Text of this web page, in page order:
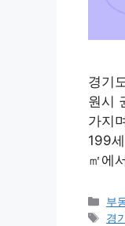
경기
원시
가지
199
㎡에
부
경